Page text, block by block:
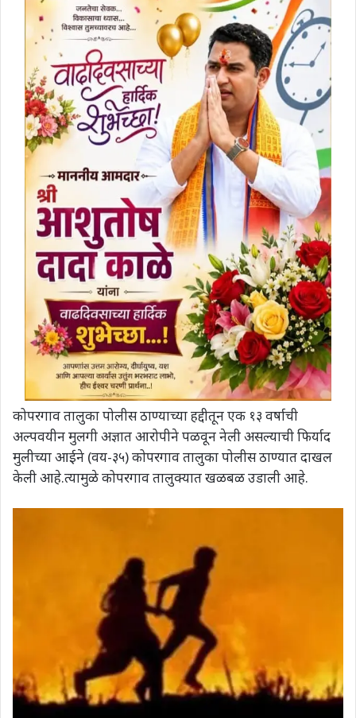
कोपरगाव तालुका पोलीस ठाण्याच्या हद्दीतून एक १३ वर्षाची
अल्पवयीन मुलगी अज्ञात आरोपीने पळवून नेली असल्याची फिर्याद
मुलीच्या आईने (वय-३५) कोपरगाव तालुका पोलीस ठाण्यात दाखल
केली आहे.त्यामुळे कोपरगाव तालुक्यात खळबळ उडाली आहे.